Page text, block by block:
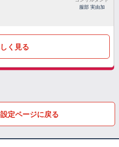
服部 実由加
く見る
定ページに戻る